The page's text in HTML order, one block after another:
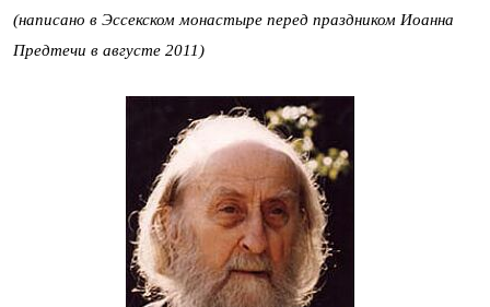
(написано в Эссекском монастыре перед праздником Иоанна
Предтечи в августе 2011)